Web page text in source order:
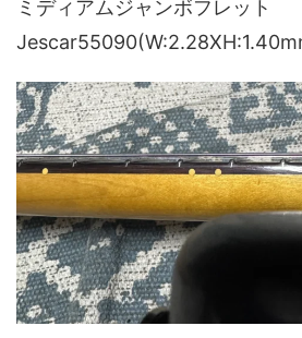
ミディアムジャンボフレット